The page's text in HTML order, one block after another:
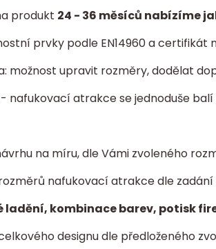
produkt 24 - 36 měsíců nabízíme
prvky podle EN14960 a certifikát
možnost upravit rozměry, dodělat
nafukovací atrakce se jednoduše
na míru, dle Vámi zvoleného
nafukovací atrakce dle zadání
ladění, kombinace barev, potisk
designu dle předloženého